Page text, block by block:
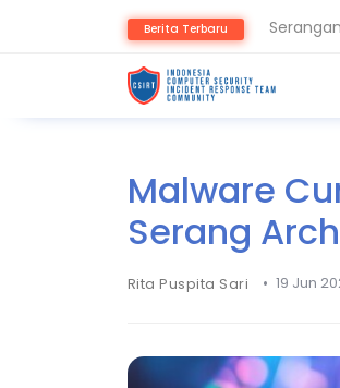
Berita Terbaru
Malware
Serang
Rita Puspita Sari • 19 Jun